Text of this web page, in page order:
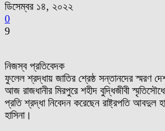
ডিসেম্বর ১৪, ২০২২
0
9
নিজস্ব প্রতিবেদক
ফুলেল শ্রদ্ধায় জাতির শ্রেষ্ঠ সন্তানদের স্মরণ
আজ রাজধানীর মিরপুরে শহীদ বুদ্ধিজীবী
প্রতি শ্রদ্ধা নিবেদন করেছেন রাষ্ট্রপতি আবদুল
হাসিনা।